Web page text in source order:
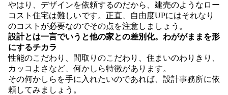
やはり、デザインを依頼するのだから、建売のようなロー
コスト住宅は難しいです。正直、自由度UPにはそれなり
のコストが必要なのでその点を注意しましょう。
設計とは一言でいうと他の家との差別化。わががままを形
にするチカラ
性能のこだわり、間取りのこだわり、住まいのわりきり、
カッコよさなど、何かしら特徴があります。
その何かしらを手に入れたいのであれば、設計事務所に依
頼してみましょう。